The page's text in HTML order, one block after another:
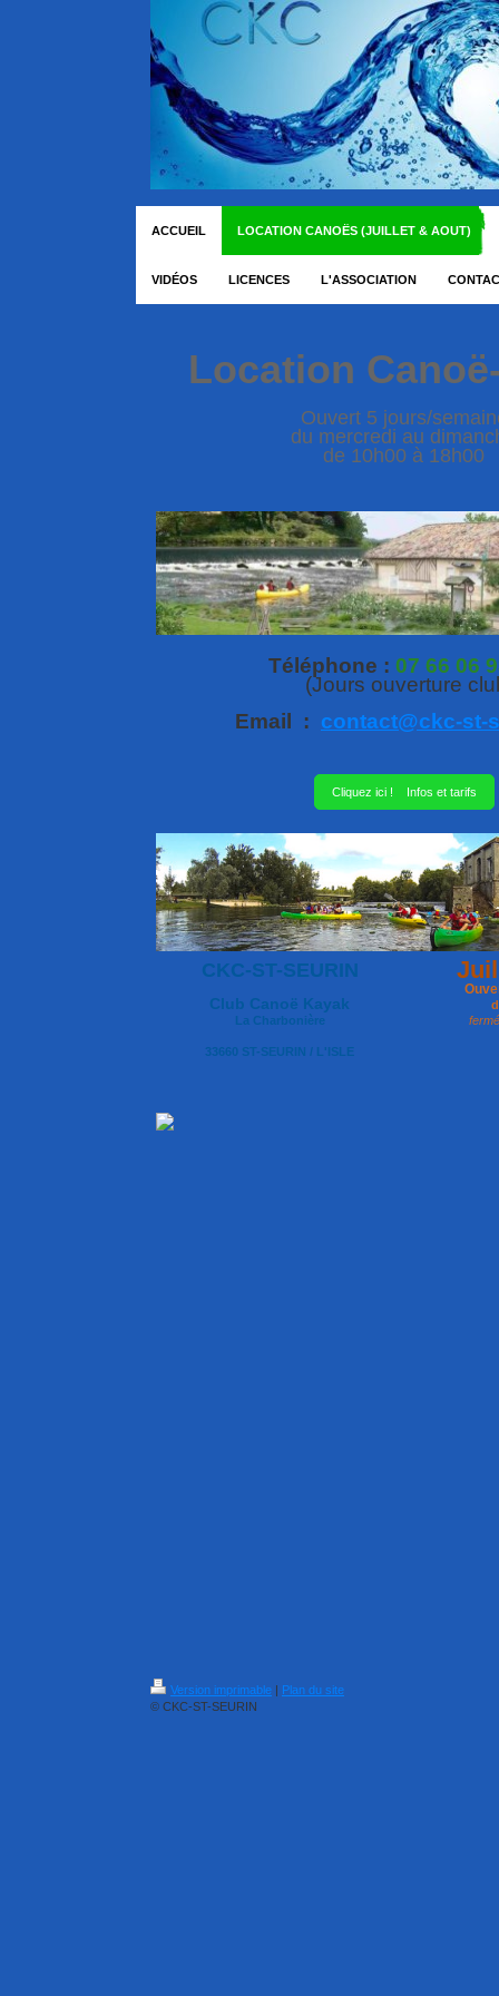
ACCUEIL LOCATION CANOËS (JUILLET & AOUT)
VIDÉOS LICENCES L'ASSOCIATION
Location
Ouvert 5 jours/
du mercredi au
de 10h00 à 18h00
Téléphone : 07 66 06
(Jours ouverture
Email : contact@ckc-st-
Cliquez ici ! Infos et tarifs
CKC-ST-SEURIN
Club Canoë Kayak
La Charbonière
33660 ST-SEURIN / L'ISLE
Version imprimable | Plan du site
© CKC-ST-SEURIN